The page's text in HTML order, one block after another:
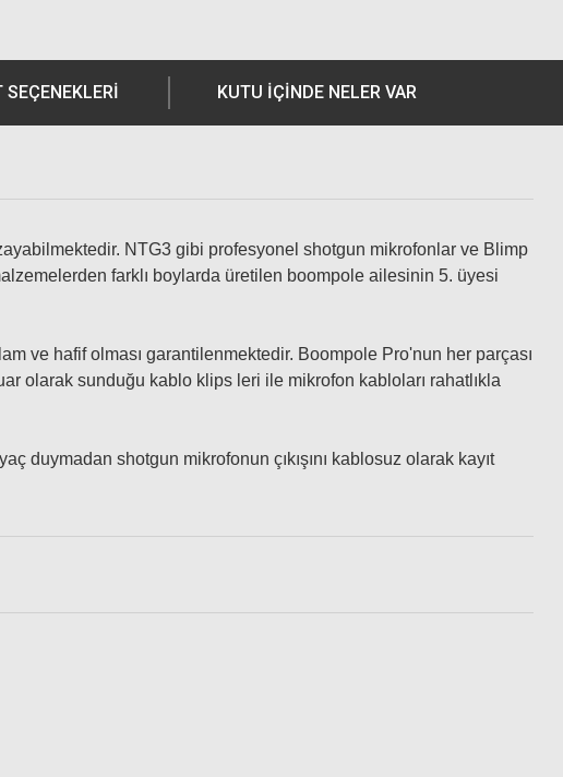
SEÇENEKLERI KUTU İÇİNDE NELER VAR
NTG3 gibi profesyonel shotgun mikrofonlar ve Blimp
farklı boylarda üretilen boompole ailesinin 5. üyesi
ve hafif olması garantilenmektedir. Boompole Pro'nun her parçası
olarak sunduğu kablo klips leri ile mikrofon kabloları rahatlıkla
duymadan shotgun mikrofonun çıkışını kablosuz olarak kayıt